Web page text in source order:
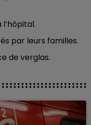
par leurs familles.
de verglas.